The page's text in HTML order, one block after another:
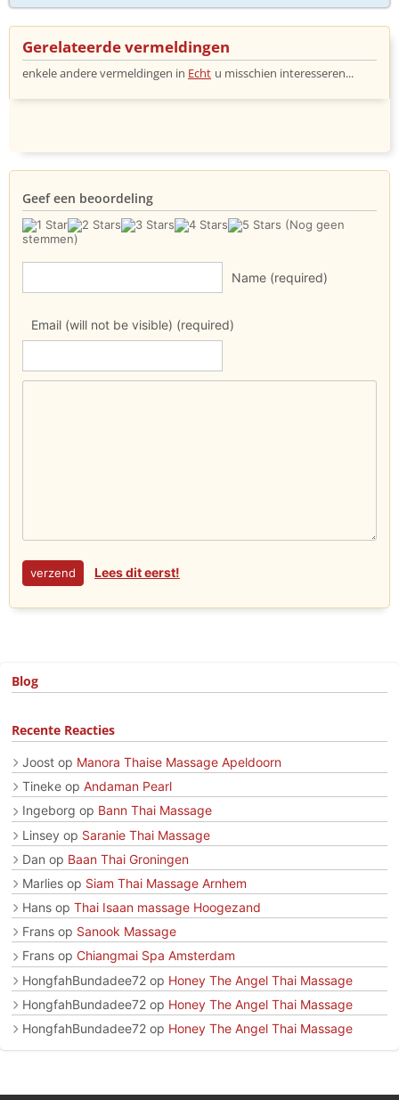
Gerelateerde vermeldingen
enkele andere vermeldingen in Echt u misschien interesseren...
Geef een beoordeling
(Nog geen
stemmen)
Name (required)
Email (will not be visible) (required)
Lees dit eerst!
Blog
Recente Reacties
Joost op Manora Thaise Massage Apeldoorn
Tineke op Andaman Pearl
Ingeborg op Bann Thai Massage
Linsey op Saranie Thai Massage
Dan op Baan Thai Groningen
Marlies op Siam Thai Massage Arnhem
Hans op Thai Isaan massage Hoogezand
Frans op Sanook Massage
Frans op Chiangmai Spa Amsterdam
HongfahBundadee72 op Honey The Angel Thai Massage
HongfahBundadee72 op Honey The Angel Thai Massage
HongfahBundadee72 op Honey The Angel Thai Massage